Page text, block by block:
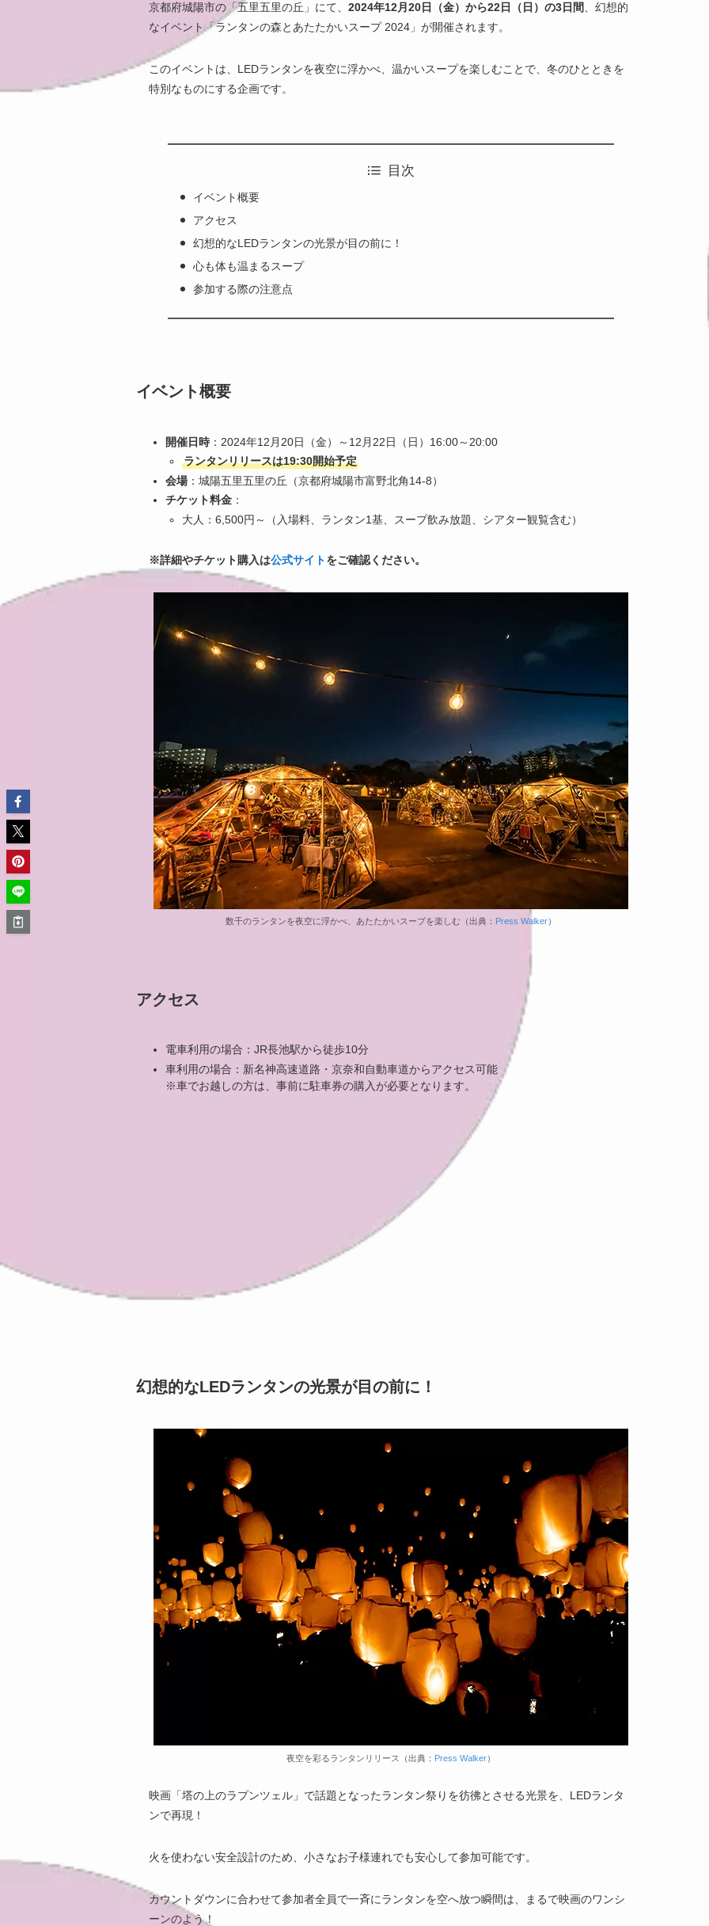
京都府城陽市の「五里五里の丘」にて、 2024年12月20日（金）から22日（日）の3日間、幻想的
なイベント「ランタンの森とあたたかいスープ 2024」が開催されます。
このイベントは、LEDランタンを夜空に浮かべ、温かいスープを楽しむことで、冬のひとときを
特別なものにする企画です。
目次
イベント概要
アクセス
幻想的なLEDランタンの光景が目の前に！
心も体も温まるスープ
参加する際の注意点
イベント概要
開催日時 ：2024年12月20日（金）～12月22日（日）16:00～20:00
ランタンリリースは19:30開始予定
会場：城陽五里五里の丘（京都府城陽市富野北角14-8）
チケット料金 ：
大人：6,500円～（入場料、ランタン1基、スープ飲み放題、シアター観覧含む）
※詳細やチケット購入は公式サイトをご確認ください。
数千のランタンを夜空に浮かべ、あたたかいスープを楽しむ（出典： Press Walker）
アクセス
電車利用の場合：JR長池駅から徒歩10分
車利用の場合：新名神高速道路・京奈和自動車道からアクセス可能
※車でお越しの方は、事前に駐車券の購入が必要となります。
幻想的なLEDランタンの光景が目の前に！
夜空を彩るランタンリリース（出典： Press Walker）
映画「塔の上のラプンツェル」で話題となったランタン祭りを彷彿とさせる光景を、LEDランタ
ンで再現！
火を使わない安全設計のため、小さなお子様連れでも安心して参加可能です。
カウントダウンに合わせて参加者全員で一斉にランタンを空へ放つ瞬間は、まるで映画のワンシ
ーンのよう！